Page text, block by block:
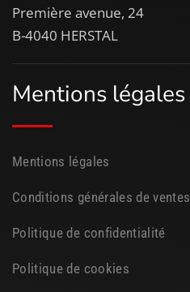
Mentions légales
Mentions légales
Conditions générales de ventes
Politique de confidentialité
Politique de cookies
Première avenue, 24
B-4040 HERSTAL